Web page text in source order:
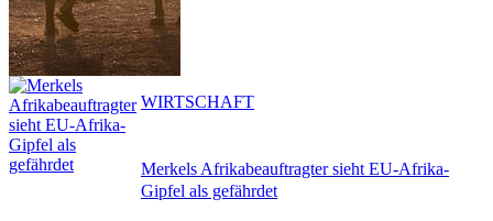
Merkels Afrikabeauftragter sieht EU-Afrika-
Gipfel als gefährdet
WIRTSCHAFT